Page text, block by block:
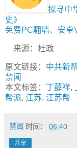
探寻中
史》
免费PC翻墙、安卓
来源：杜政
原文链接： 中共新
禁闻
本文标签： 丁薛祥,
帮派, 江苏, 江苏帮
禁闻 时间： 06:40
共享